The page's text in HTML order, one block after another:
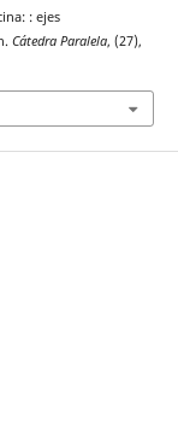
: ejes
Cátedra Paralela, (27),